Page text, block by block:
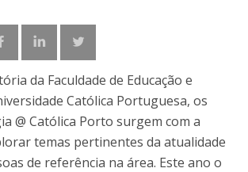
da Faculdade de Educação e
Católica Portuguesa, os
@ Católica Porto surgem com a
temas pertinentes da atualidade
de referência na área. Este ano o